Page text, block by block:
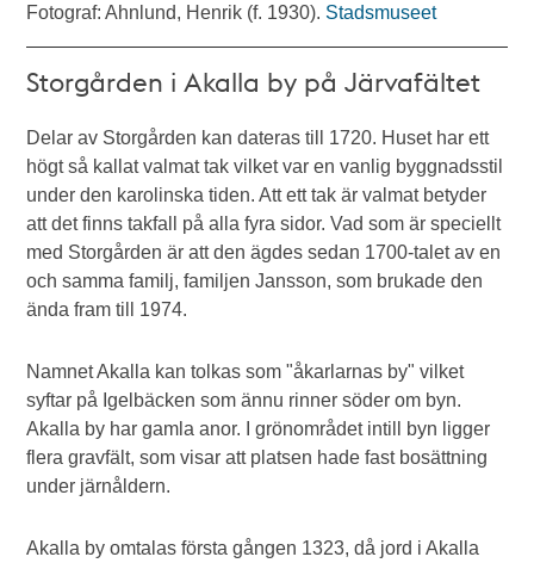
Fotograf: Ahnlund, Henrik (f. 1930). Stadsmuseet
Storgården i Akalla by på Järvafältet
Delar av Storgården kan dateras till 1720. Huset har ett
högt så kallat valmat tak vilket var en vanlig byggnadsstil
under den karolinska tiden. Att ett tak är valmat betyder
att det finns takfall på alla fyra sidor. Vad som är speciellt
med Storgården är att den ägdes sedan 1700-talet av en
och samma familj, familjen Jansson, som brukade den
ända fram till 1974.
Namnet Akalla kan tolkas som "åkarlarnas by" vilket
syftar på Igelbäcken som ännu rinner söder om byn.
Akalla by har gamla anor. I grönområdet intill byn ligger
flera gravfält, som visar att platsen hade fast bosättning
under järnåldern.
Akalla by omtalas första gången 1323, då jord i Akalla